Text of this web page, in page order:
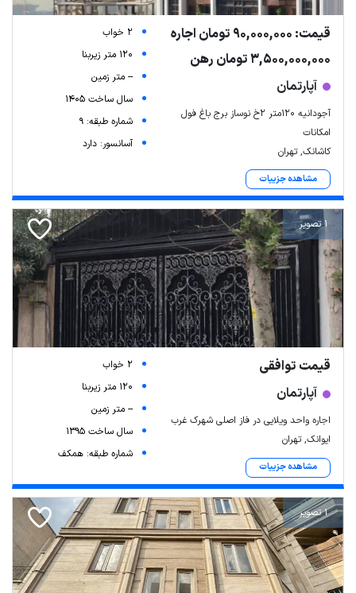
قیمت: 90,000,000 تومان اجاره
3,500,000,000 تومان رهن
آپارتمان
آجودانیه ۱۲۰متر ۲خ نوساز برج باغ فول
امکانات
کاشانک, تهران
مشاهده جزییات
2 خواب
120 متر زیربنا
-- متر زمین
سال ساخت 1405
شماره طبقه: 9
آسانسور: دارد
1 تصویر
قیمت توافقی
آپارتمان
اجاره واحد ویلایی در فاز اصلی شهرک غرب
ایوانک, تهران
مشاهده جزییات
2 خواب
120 متر زیربنا
-- متر زمین
سال ساخت 1395
شماره طبقه: همکف
1 تصویر